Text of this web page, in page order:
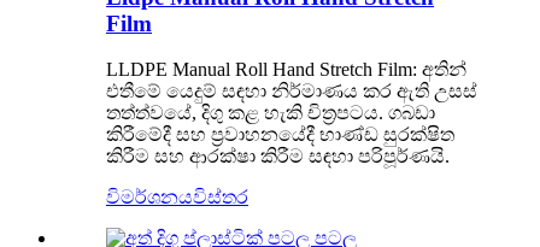
Film
LLDPE Manual Roll Hand Stretch Film: අතින්
එතීමේ යෙදුම් සඳහා නිර්මාණය කර ඇති උසස්
තත්ත්වයේ, දිගු කළ හැකි චිත්‍රපටය. ගබඩා
කිරීමේදී සහ ප්‍රවාහනයේදී භාණ්ඩ සුරක්ෂිත
කිරීම සහ ආරක්ෂා කිරීම සඳහා පරිපූර්ණයි.
විමර්ශනයවිස්තර